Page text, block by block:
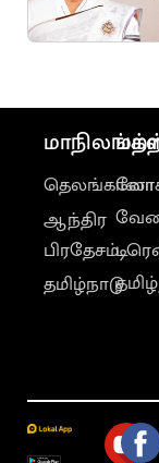
தெலங்கானா
ஆந்திர
பிரதேசம்
தமிழ்நாடு